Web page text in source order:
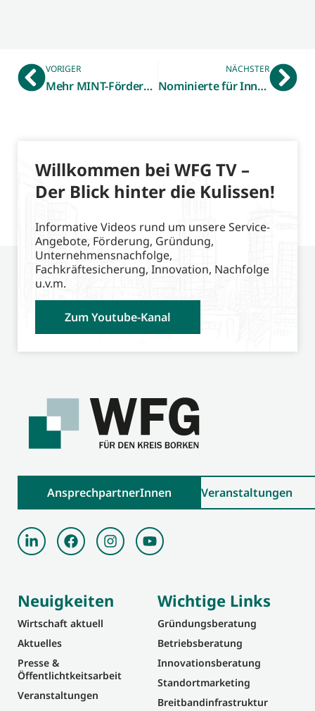
VORIGER
Mehr MINT-Förderung in Schulen und Unternehmen: 60.000 Euro für Maßnahmen zur Berufs- und Studienorientierung
NÄCHSTER
Nominierte für Innovationspreis Münsterland stehen fest: 15 Unternehmen aus 95 Bewerbungen – 3 nominierte Unternehmen aus dem Kreis Borken
Willkommen bei WFG TV –
Der Blick hinter die Kulissen!
Informative Videos rund um unsere Service-
Angebote, Förderung, Gründung,
Unternehmensnachfolge,
Fachkräftesicherung, Innovation, Nachfolge
u.v.m.
Zum Youtube-Kanal
AnsprechpartnerInnen Veranstaltungen
Neuigkeiten
Wirtschaft aktuell
Aktuelles
Presse &
Öffentlichtkeitsarbeit
Veranstaltungen
Wichtige Links
Gründungsberatung
Betriebsberatung
Innovationsberatung
Standortmarketing
Breitbandinfrastruktur